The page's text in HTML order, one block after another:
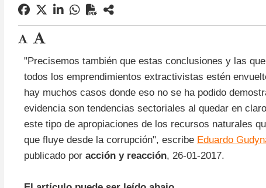
"Precisemos también que estas conclusiones y las
todos los emprendimientos extractivistas estén
hay muchos casos donde eso no se ha podido
evidencia son tendencias sectoriales al quedar en
este tipo de apropiaciones de los recursos naturales
que fluye desde la corrupción", escribe Eduardo
publicado por acción y reacción, 26-01-2017.